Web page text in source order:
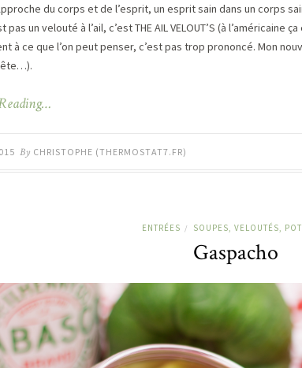
du corps et de l’esprit, un esprit sain dans un corps
pas un velouté à l’ail, c’est THE AIL VELOUT’S (à
à ce que l’on peut penser, c’est pas trop prononcé. Mon
By CHRISTOPHE (THERMOSTAT7.FR)
ENTRÉES / SOUPES, VELOUTÉS,
Gaspacho